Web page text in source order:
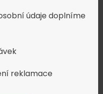
údaje doplníme
reklamace